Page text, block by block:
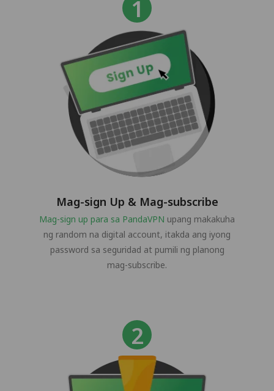
Mag-sign Up & Mag-subscribe
Mag-sign up para sa PandaVPN upang makakuha
ng random na digital account, itakda ang iyong
password sa seguridad at pumili ng planong
mag-subscribe.